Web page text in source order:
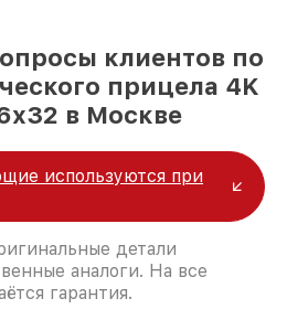
клиентов по
прицела 4K
в Москве
используются при
детали
аналоги. На все
гарантия.